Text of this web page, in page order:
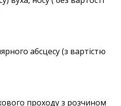
абсцесу (з вартістю
проходу з розчином